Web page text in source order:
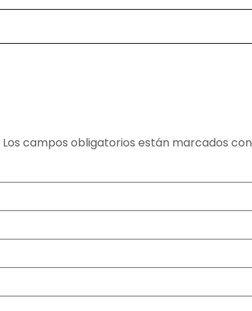
Los campos obligatorios están marcados